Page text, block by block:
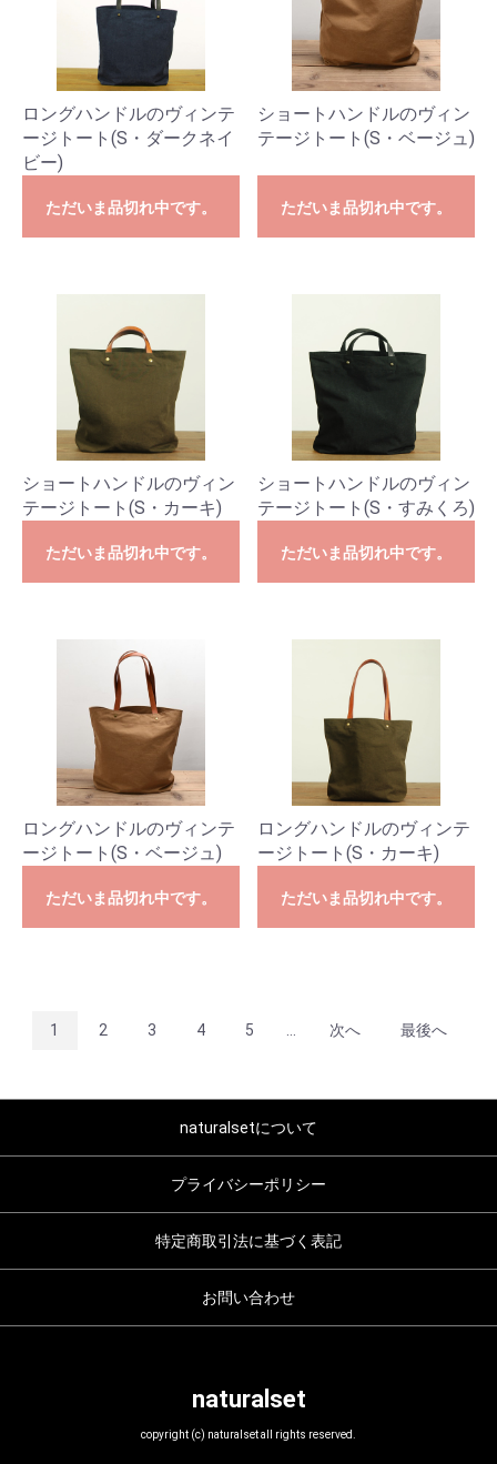
ロングハンドルのヴィンテ
ージトート(S・ダークネイ
ビー)
ただいま品切れ中です。
ショートハンドルのヴィン
テージトート(S・ベージュ)
ただいま品切れ中です。
ショートハンドルのヴィン
テージトート(S・カーキ)
ただいま品切れ中です。
ショートハンドルのヴィン
テージトート(S・すみくろ)
ただいま品切れ中です。
ロングハンドルのヴィンテ
ージトート(S・ベージュ)
ただいま品切れ中です。
ロングハンドルのヴィンテ
ージトート(S・カーキ)
ただいま品切れ中です。
1 2 3 4 5 次へ 最後へ
naturalsetについて
プライバシーポリシー
特定商取引法に基づく表記
お問い合わせ
naturalset
copyright (c) naturalset all rights reserved.